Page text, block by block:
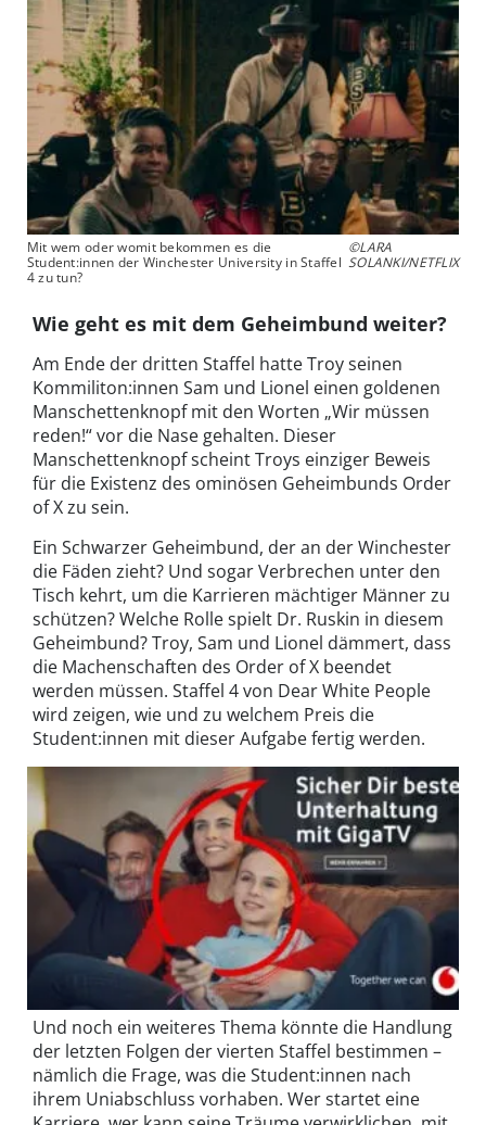
Mit wem oder womit bekommen es die
Student:innen der Winchester University in Staffel
4 zu tun?
©LARA
SOLANKI/NETFLIX
Wie geht es mit dem Geheimbund weiter?
Am Ende der dritten Staffel hatte Troy seinen
Kommiliton:innen Sam und Lionel einen goldenen
Manschettenknopf mit den Worten „Wir müssen
reden!“ vor die Nase gehalten. Dieser
Manschettenknopf scheint Troys einziger Beweis
für die Existenz des ominösen Geheimbunds Order
of X zu sein.
Ein Schwarzer Geheimbund, der an der Winchester
die Fäden zieht? Und sogar Verbrechen unter den
Tisch kehrt, um die Karrieren mächtiger Männer zu
schützen? Welche Rolle spielt Dr. Ruskin in diesem
Geheimbund? Troy, Sam und Lionel dämmert, dass
die Machenschaften des Order of X beendet
werden müssen. Staffel 4 von Dear White People
wird zeigen, wie und zu welchem Preis die
Student:innen mit dieser Aufgabe fertig werden.
Und noch ein weiteres Thema könnte die Handlung
der letzten Folgen der vierten Staffel bestimmen –
nämlich die Frage, was die Student:innen nach
ihrem Uniabschluss vorhaben. Wer startet eine